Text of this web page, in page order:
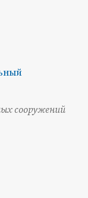
сооружений